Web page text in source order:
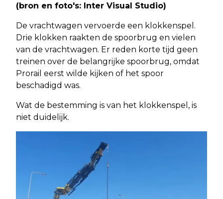
(bron en foto's: Inter Visual Studio)
De vrachtwagen vervoerde een klokkenspel.
Drie klokken raakten de spoorbrug en vielen
van de vrachtwagen. Er reden korte tijd geen
treinen over de belangrijke spoorbrug, omdat
Prorail eerst wilde kijken of het spoor
beschadigd was.
Wat de bestemming is van het klokkenspel, is
niet duidelijk.